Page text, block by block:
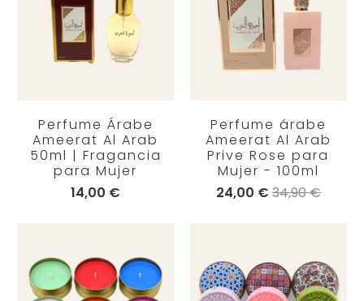
Perfume Árabe
Ameerat Al Arab
50ml | Fragancia
para Mujer
14,00 €
Perfume árabe
Ameerat Al Arab
Prive Rose para
Mujer - 100ml
24,00 €34,90 €